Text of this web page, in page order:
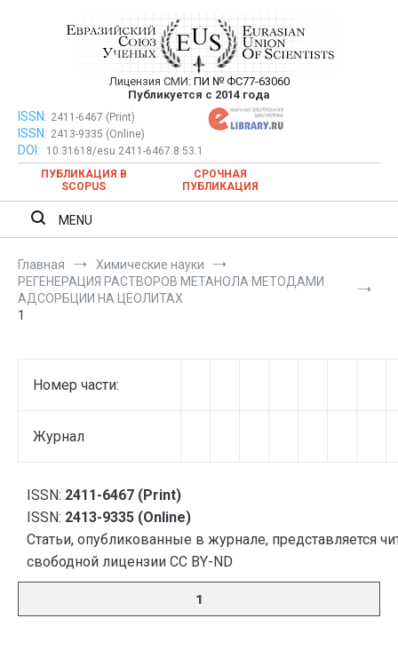
Евразийский Союз Ученых —
публикация научных статей в
ежемесячном научном журнале
Лицензия СМИ: ПИ № ФС77-63060
Публикуется с 2014 года
Евразийский Союз Ученых — публикация научных статей в
ежемесячном научном журнале
ISSN: 2411-6467 (Print)
ISSN: 2413-9335 (Online)
DOI:
10.31618/esu.2411-6467.8.53.1
ПУБЛИКАЦИЯ В
SCOPUS
СРОЧНАЯ
ПУБЛИКАЦИЯ
MENU
Главная
Химические науки
РЕГЕНЕРАЦИЯ РАСТВОРОВ МЕТАНОЛА МЕТОДАМИ
АДСОРБЦИИ НА ЦЕОЛИТАХ
1
Номер части:
Журнал
ISSN: 2411-6467 (Print)
ISSN: 2413-9335 (Online)
Статьи, опубликованные в журнале, представляется
свободной лицензии CC BY-ND
1